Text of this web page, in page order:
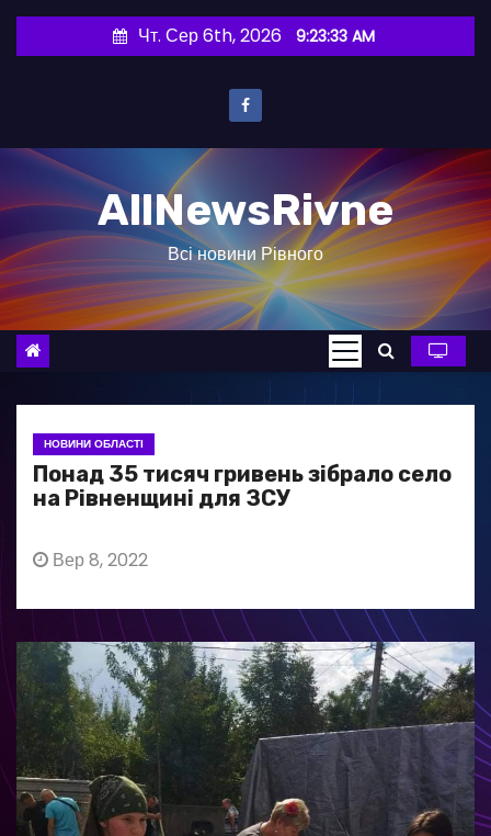
и
о
в
Чт. Сер 6th, 2026 9:23:34 AM
AllNewsRivne
Всі новини Рівного
НОВИНИ ОБЛАСТІ
Понад 35 тисяч гривень зібрало село
на Рівненщині для ЗСУ
Вер 8, 2022